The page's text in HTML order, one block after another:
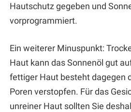
Hautschutz gegeben und
vorprogrammiert.
Ein weiterer Minuspunkt:
Haut kann das Sonnenöl gut
fettiger Haut besteht dagegen
Poren verstopfen. Für das
unreiner Haut sollten Sie